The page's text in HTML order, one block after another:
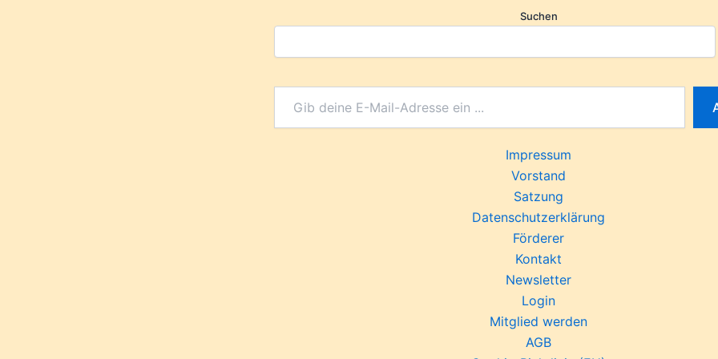
Suchen
Impressum
Vorstand
Satzung
Datenschutzerklärung
Förderer
Kontakt
Newsletter
Login
Mitglied werden
AGB